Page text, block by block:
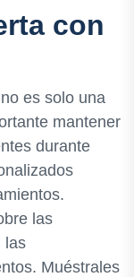
con
es solo una
mantener
durante
las
las
Muéstrales